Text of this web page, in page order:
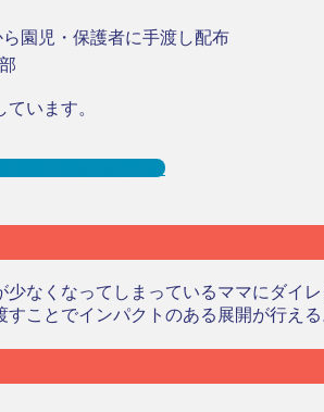
ら園児・保護者に手渡し配布
います。
ト３選と事例を紹介
なくなってしまっているママにダイ
ことでインパクトのある展開が行える